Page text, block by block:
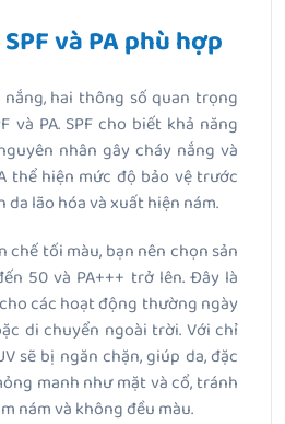
và PA phù hợp
hai thông số quan trọng
và PA. SPF cho biết khả năng
nhân gây cháy nắng và
thể hiện mức độ bảo vệ trước
da lão hóa và xuất hiện nám.
chế tối màu, bạn nên chọn sản
50 và PA+++ trở lên. Đây là
các hoạt động thường ngày
di chuyển ngoài trời. Với chỉ
sẽ bị ngăn chặn, giúp da, đặc
manh như mặt và cổ, tránh
nám và không đều màu.